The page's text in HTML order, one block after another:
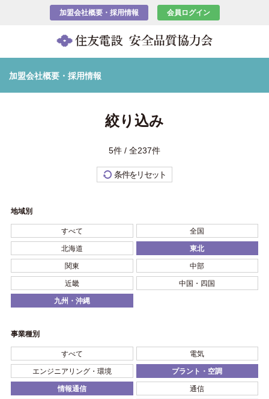
加盟会社概要・採用情報 会員ログイン
加盟会社概要・採用情報
絞り込み
5件 / 全237件
条件をリセット
地域別
すべて 全国
北海道 東北
関東 中部
近畿 中国・四国
九州・沖縄
事業種別
すべて 電気
エンジニアリング・環境 プラント・空調
情報通信 通信